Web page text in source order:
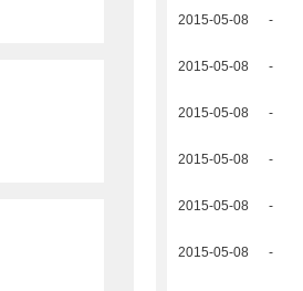
2015-05-08
-
2015-05-08
-
2015-05-08
-
2015-05-08
-
2015-05-08
-
2015-05-08
-